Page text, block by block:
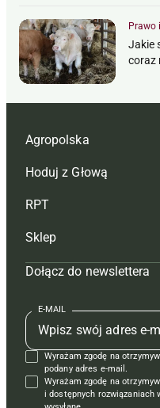
Prawo
Jakie
coraz
Agropolska
Redakcja
Reklama
Tagi
Mapa serwisu
Kontakt
Regulamin
Polityka prywatności
Hoduj z Głową
Hoduj z głową bydło
Hoduj z głową świnie
Prenumerata
Redakcja
Kontakt
Reklama
RPT
Redakcja
Prenumerata
Reklama
Kontakt
Krzyżówki
Sklep
Czasopisma i prenumerata
Książki
Regulamin
Dołącz do newslettera
E-MAIL
Wyrażam zgodę na
podany adres e-mail.
Wyrażam zgodę na
i dostępnych